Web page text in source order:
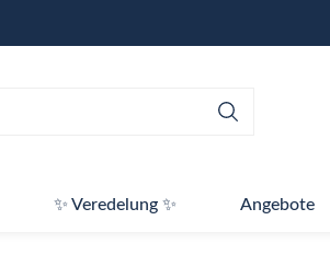
✨ Veredelung ✨ Angebote